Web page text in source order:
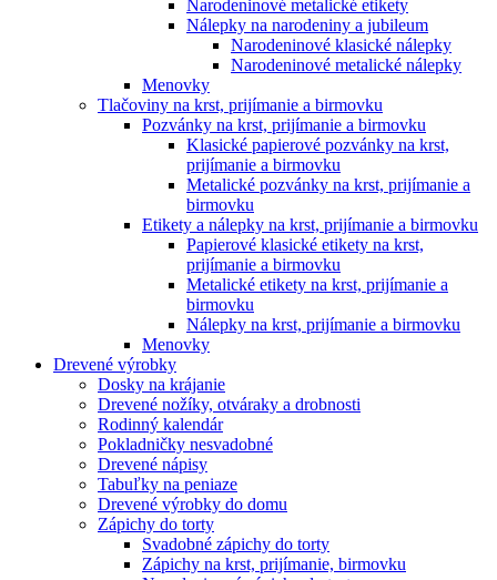
Narodeninové metalické etikety
Nálepky na narodeniny a jubileum
Narodeninové klasické nálepky
Narodeninové metalické nálepky
Menovky
Tlačoviny na krst, prijímanie a birmovku
Pozvánky na krst, prijímanie a birmovku
Klasické papierové pozvánky na krst,
prijímanie a birmovku
Metalické pozvánky na krst, prijímanie a
birmovku
Etikety a nálepky na krst, prijímanie a birmovku
Papierové klasické etikety na krst,
prijímanie a birmovku
Metalické etikety na krst, prijímanie a
birmovku
Nálepky na krst, prijímanie a birmovku
Menovky
Drevené výrobky
Dosky na krájanie
Drevené nožíky, otváraky a drobnosti
Rodinný kalendár
Pokladničky nesvadobné
Drevené nápisy
Tabuľky na peniaze
Drevené výrobky do domu
Zápichy do torty
Svadobné zápichy do torty
Zápichy na krst, prijímanie, birmovku